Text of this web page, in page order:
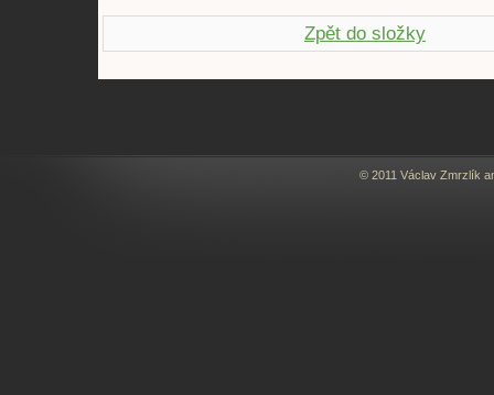
Zpět do složky
© 2011 Václav Zmrzlík